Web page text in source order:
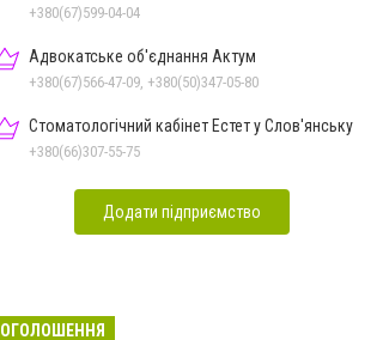
+380(67)599-04-04
Адвокатське об'єднання Актум
+380(67)566-47-09, +380(50)347-05-80
Стоматологічний кабінет Естет у Слов'янську
+380(66)307-55-75
Додати підприємство
ОГОЛОШЕННЯ